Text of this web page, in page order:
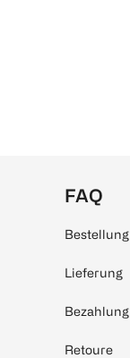
FAQ
Bestellung
Lieferung
Bezahlung
Retoure